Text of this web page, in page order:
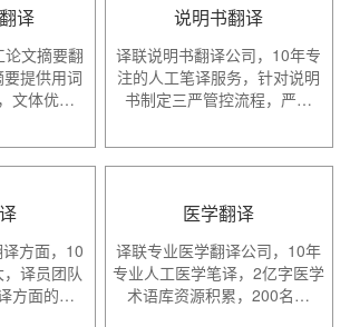
译
文摘要翻
提供用词
文体优…
说明书翻译
译联说明书翻译公司，10年专
注的人工笔译服务，针对说明
书制定三严管控流程，严…
方面，10
译员团队
方面的…
医学翻译
译联专业医学翻译公司，10年
专业人工医学笔译，2亿字医学
术语库资源积累，200名…